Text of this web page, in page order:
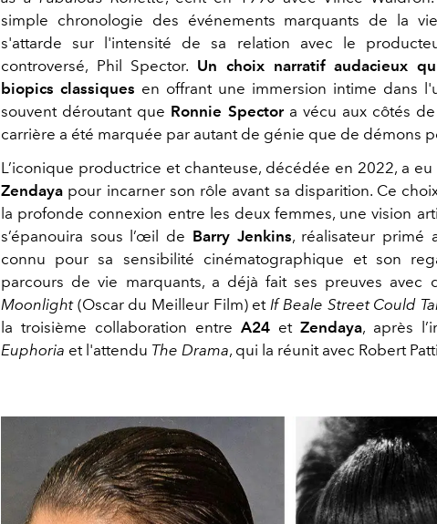
simple chronologie des événements marquants de la
s'attarde sur l'intensité de sa relation avec le
controversé, Phil Spector. Un choix narratif audacieux
biopics classiques en offrant une immersion intime dans
souvent déroutant que Ronnie Spectora vécu aux côtés
carrière a été marquée par autant de génie que de démons
L’iconique productrice et chanteuse, décédée en 2022, a
Zendaya pour incarner son rôle avant sa disparition. Ce
la profonde connexion entre les deux femmes, une vision
s’épanouira sous l’œil de Barry Jenkins, réalisateur primé
connu pour sa sensibilité cinématographique et son
parcours de vie marquants, a déjà fait ses preuves avec
Moonlight(Oscar du Meilleur Film) et If Beale Street Could
la troisième collaboration entre A24 et Zendaya, après
Euphoria et l'attendu The Drama, qui la réunit avec Robert